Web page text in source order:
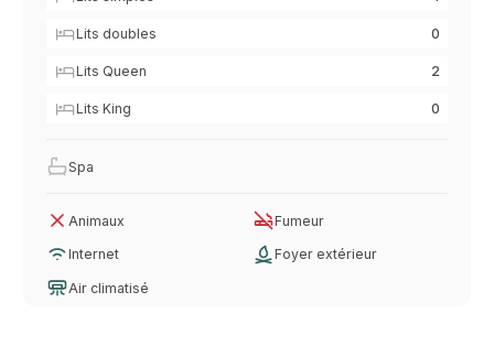
Lits doubles 0
Lits Queen 2
Lits King 0
Spa
Animaux Fumeur
Internet Foyer extérieur
Air climatisé